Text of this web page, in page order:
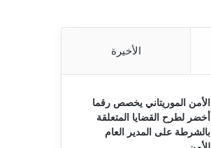
الأخيرة
الأمن الموريتاني يخصص رقما
أخضر لطرح القضايا المتعلقة
بالشرطة على المدير العام